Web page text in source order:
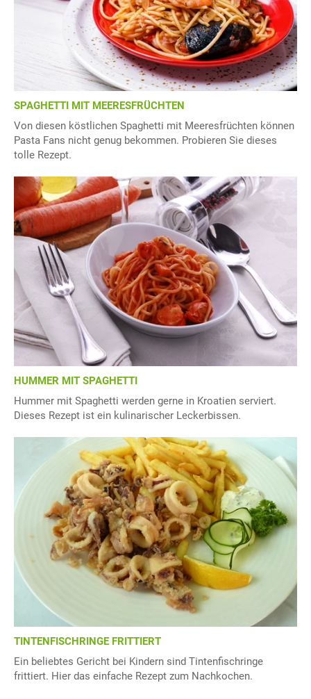
SPAGHETTI MIT MEERESFRÜCHTEN
Von diesen köstlichen Spaghetti mit Meeresfrüchten können
Pasta Fans nicht genug bekommen. Probieren Sie dieses
tolle Rezept.
HUMMER MIT SPAGHETTI
Hummer mit Spaghetti werden gerne in Kroatien serviert.
Dieses Rezept ist ein kulinarischer Leckerbissen.
TINTENFISCHRINGE FRITTIERT
Ein beliebtes Gericht bei Kindern sind Tintenfischringe
frittiert. Hier das einfache Rezept zum Nachkochen.